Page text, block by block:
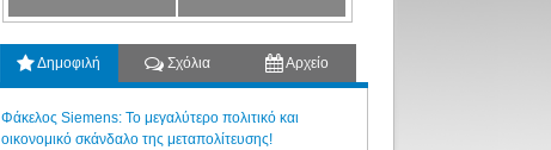
Δημοφιλή Σχόλια Αρχείο
Φάκελος Siemens: Το μεγαλύτερο πολιτικό και
οικονομικό σκάνδαλο της μεταπολίτευσης!